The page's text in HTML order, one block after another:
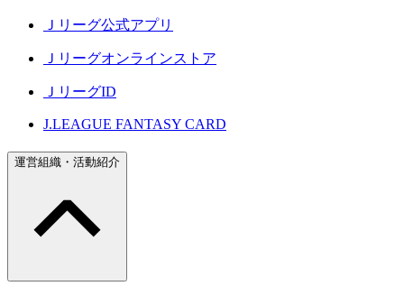
Ｊリーグ公式アプリ
Ｊリーグオンラインストア
ＪリーグID
J.LEAGUE FANTASY CARD
運営組織・活動紹介